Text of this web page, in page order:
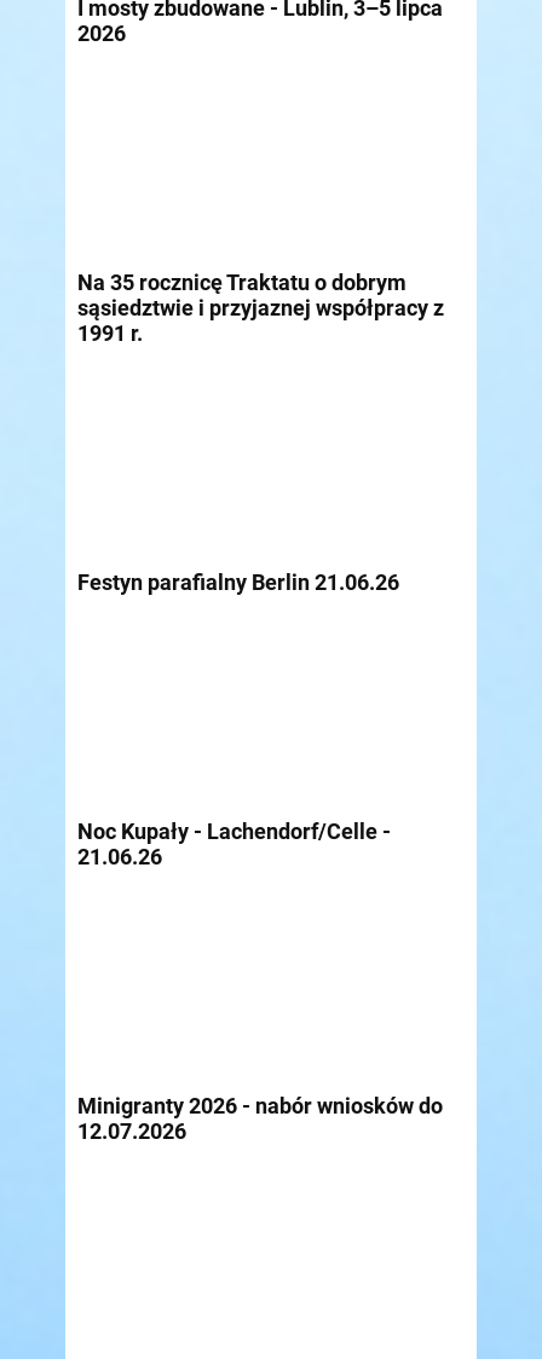
I mosty zbudowane - Lublin, 3–5 lipca
2026
Na 35 rocznicę Traktatu o dobrym
sąsiedztwie i przyjaznej współpracy z
1991 r.
Festyn parafialny Berlin 21.06.26
Noc Kupały - Lachendorf/Celle -
21.06.26
Minigranty 2026 - nabór wniosków do
12.07.2026